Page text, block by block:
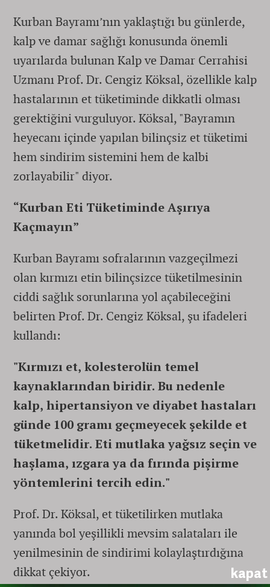
kapat
Kurban Bayramı’nın yaklaştığı bu günlerde,
kalp ve damar sağlığı konusunda önemli
uyarılarda bulunan Kalp ve Damar Cerrahisi
Uzmanı Prof. Dr. Cengiz Köksal, özellikle kalp
hastalarının et tüketiminde dikkatli olması
gerektiğini vurguluyor. Köksal, "Bayramın
heyecanı içinde yapılan bilinçsiz et tüketimi
hem sindirim sistemini hem de kalbi
zorlayabilir" diyor.
“Kurban Eti Tüketiminde Aşırıya
Kaçmayın”
Kurban Bayramı sofralarının vazgeçilmezi
olan kırmızı etin bilinçsizce tüketilmesinin
ciddi sağlık sorunlarına yol açabileceğini
belirten Prof. Dr. Cengiz Köksal, şu ifadeleri
kullandı:
"Kırmızı et, kolesterolün temel
kaynaklarından biridir. Bu nedenle
kalp, hipertansiyon ve diyabet hastaları
günde 100 gramı geçmeyecek şekilde et
tüketmelidir. Eti mutlaka yağsız seçin ve
haşlama, ızgara ya da fırında pişirme
yöntemlerini tercih edin."
Prof. Dr. Köksal, et tüketilirken mutlaka
yanında bol yeşillikli mevsim salataları ile
yenilmesinin de sindirimi kolaylaştırdığına
dikkat çekiyor.